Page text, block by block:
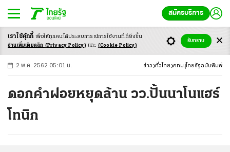
สมัครบริการ
-ก ก ก+
2 พ.ค. 2562 05:01 น. ข่าว ทั่วไทย กทม. ไทยรัฐฉบับพิมพ์
ดอกคำฝอยหยุดล้าน วว.ปั้นนาโนแฮร์
โทนิก
เราใช้คุ้กกี้ เพื่อให้ทุกคนได้ประสบการณ์การใช้งานที่ดียิ่งขึ้น
อ่านเพิ่มเติมคลิก (Privacy Policy) และ (Cookie Policy)
รับทราบ